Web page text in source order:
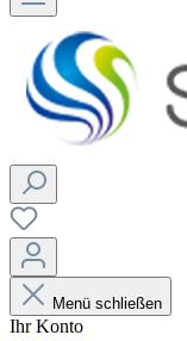
Menü schließen
Ihr Konto